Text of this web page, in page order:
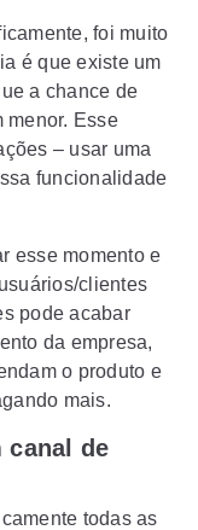
foi muito
é que existe um
a chance de
menor. Esse
– usar uma
funcionalidade
esse momento e
clientes
pode acabar
da empresa,
o produto e
mais.
canal de
todas as